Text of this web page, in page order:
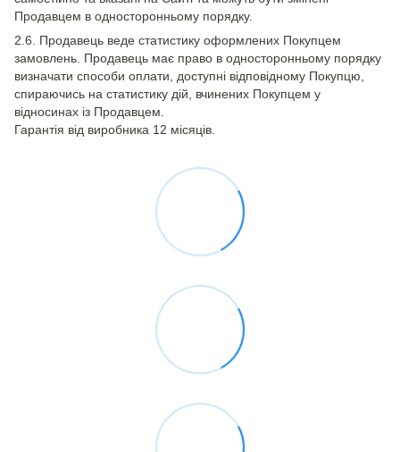
Продавцем в односторонньому порядку.
2.6. Продавець веде статистику оформлених Покупцем
замовлень. Продавець має право в односторонньому порядку
визначати способи оплати, доступні відповідному Покупцю,
спираючись на статистику дій, вчинених Покупцем у
відносинах із Продавцем.
Гарантія від виробника 12 місяців.